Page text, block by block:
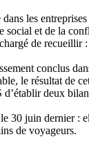
les entreprises
et de la
de recueillir :
conclus
le résultat de
deux
30 juin dernier :
de voyageurs.